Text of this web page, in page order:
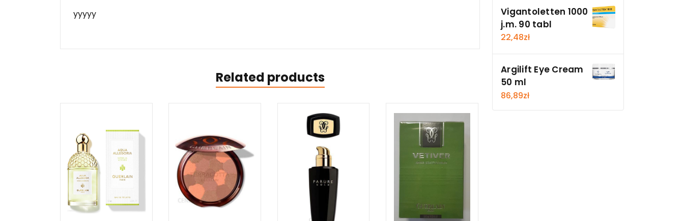
yyyyy
Related products
Vigantoletten 1000
j.m. 90 tabl
22,48zł
Argilift Eye Cream
50 ml
86,89zł